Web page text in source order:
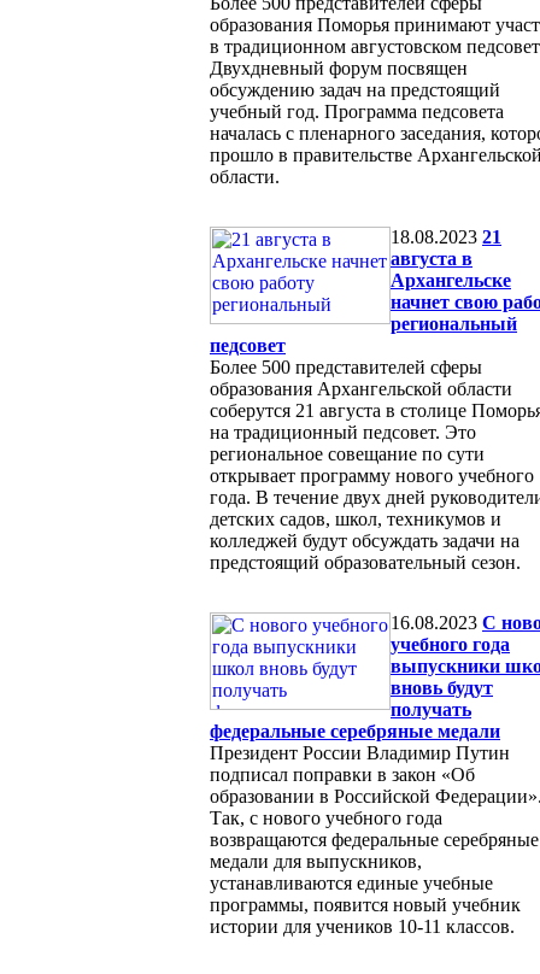
образования Поморья принимают
в традиционном августовском
Двухдневный форум посвящен
обсуждению задач на предстоящий
учебный год. Программа педсовета
началась с пленарного заседания,
прошло в правительстве
области.
18.08.2023 21
августа в
Архангельске
начнет свою
региональный
педсовет
Более 500 представителей сферы
образования Архангельской области
соберутся 21 августа в столице
на традиционный педсовет. Это
региональное совещание по сути
открывает программу нового учебного
года. В течение двух дней
детских садов, школ, техникумов и
колледжей будут обсуждать задачи на
предстоящий образовательный сезон.
16.08.2023 С
учебного года
выпускники
вновь будут
получать
федеральные серебряные медали
Президент России Владимир Путин
подписал поправки в закон «Об
образовании в Российской
Так, с нового учебного года
возвращаются федеральные серебряные
медали для выпускников,
устанавливаются единые учебные
программы, появится новый учебник
истории для учеников 10-11 классов.